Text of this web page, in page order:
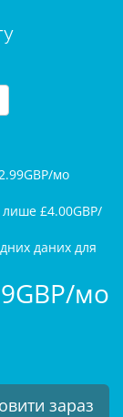
мо
лише £4.00GBP/
даних для
мо
зараз